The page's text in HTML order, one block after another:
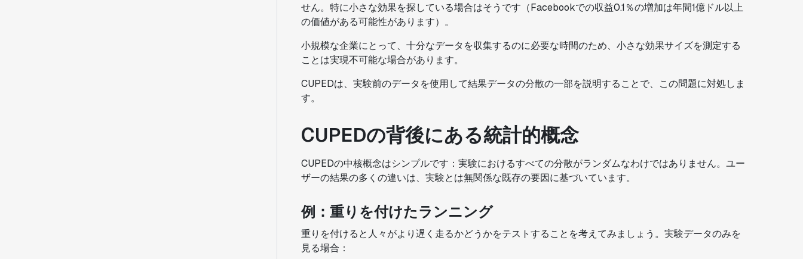
せん。特に小さな効果を探している場合はそうです（Facebookでの収益0.1％の増加は年間1億ドル以上
の価値がある可能性があります）。
小規模な企業にとって、十分なデータを収集するのに必要な時間のため、小さな効果サイズを測定する
ことは実現不可能な場合があります。
CUPEDは、実験前のデータを使用して結果データの分散の一部を説明することで、この問題に対処しま
す。
CUPEDの背後にある統計的概念
CUPEDの中核概念はシンプルです：実験におけるすべての分散がランダムなわけではありません。ユー
ザーの結果の多くの違いは、実験とは無関係な既存の要因に基づいています。
例：重りを付けたランニング
重りを付けると人々がより遅く走るかどうかをテストすることを考えてみましょう。実験データのみを
見る場合：